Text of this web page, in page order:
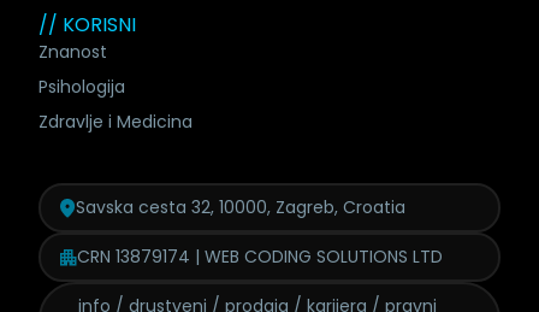
// KORISNI
Znanost
Psihologija
Zdravlje i Medicina
Savska cesta 32, 10000, Zagreb, Croatia
CRN 13879174 | WEB CODING SOLUTIONS LTD
info / drustveni / prodaja / karijera / pravni